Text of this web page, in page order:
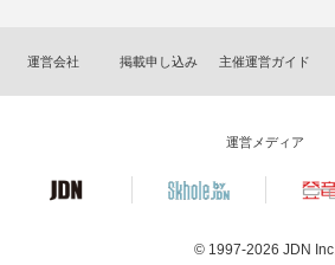
運営会社 掲載申し込み 主催運営ガイド
運営メディア
© 1997-2026 JDN Inc.